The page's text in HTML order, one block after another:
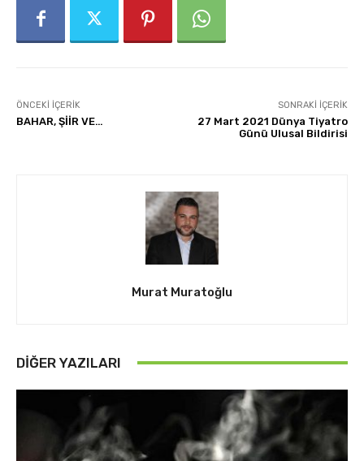
ÖNCEKI İÇERIK
BAHAR, ŞİİR VE…
SONRAKI İÇERIK
27 Mart 2021 Dünya Tiyatro
Günü Ulusal Bildirisi
Murat Muratoğlu
DIĞER YAZILARI